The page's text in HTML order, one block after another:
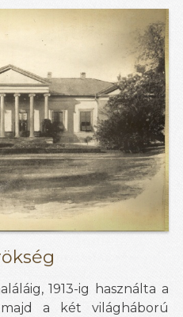
1913-ig használta a
a két világháború